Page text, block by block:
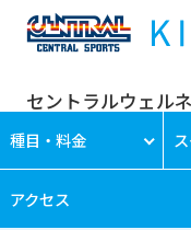
セントラルウェル
種目・料金
アクセス